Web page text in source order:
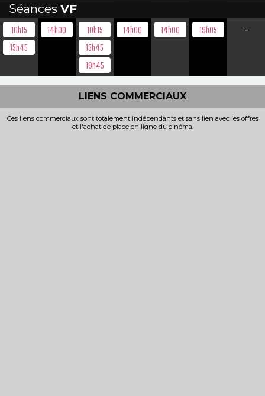
Séances VF
10h15
15h45
14h00
10h15
15h45
18h45
14h00 14h00 19h05 -
LIENS COMMERCIAUX
Ces liens commerciaux sont totalement indépendants et sans lien avec les offres
et l'achat de place en ligne du cinéma.